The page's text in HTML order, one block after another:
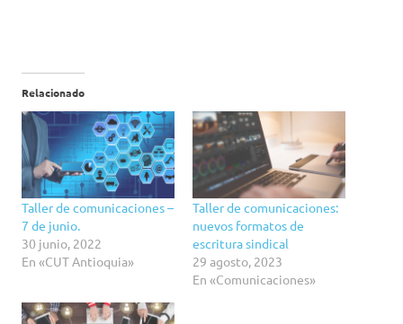
Relacionado
Taller de comunicaciones –
7 de junio.
30 junio, 2022
En «CUT Antioquia»
Taller de comunicaciones:
nuevos formatos de
escritura sindical
29 agosto, 2023
En «Comunicaciones»